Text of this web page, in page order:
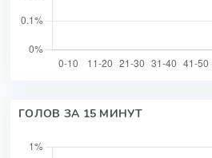
ГОЛОВ ЗА 15 МИНУТ